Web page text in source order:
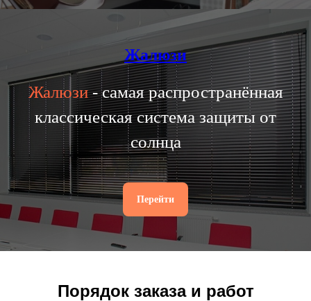
Жалюзи
Жалюзи- самая распространённая
классическая система защиты от
солнца
Перейти
Порядок заказа и работ